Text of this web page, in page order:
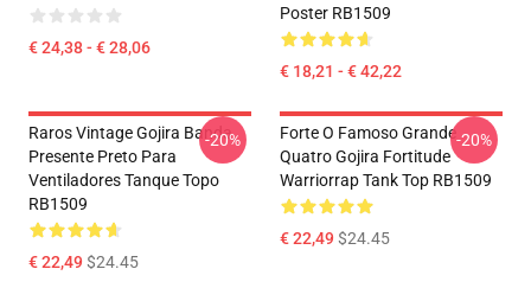
€ 24,38 - € 28,06
Poster RB1509
€ 18,21 - € 42,22
Raros Vintage Gojira Banda
Presente Preto Para
Ventiladores Tanque Topo
RB1509
€ 22,49$24.45
-20%
Forte O Famoso Grande
Quatro Gojira Fortitude
Warriorrap Tank Top RB1509
€ 22,49$24.45
-20%